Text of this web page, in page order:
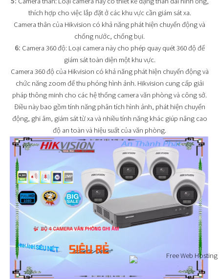
thích hợp cho việc lắp đặt ở các khu vực cần giám sát xa.
Camera thân của Hikvision có khả năng phát hiện chuyển động và
chống nước, chống bụi.
6: Camera 360 độ: Loại camera này cho phép quay quét 360 độ để
giám sát toàn diện một khu vực.
Camera 360 độ của Hikvision có khả năng phát hiện chuyển động và
chức năng zoom để thu phóng hình ảnh. Hikvision cung cấp giải
pháp thông minh cho các hệ thống camera văn phòng và công sở.
Điều này bao gồm tính năng phân tích hình ảnh, phát hiện chuyển
động, ghi âm, giám sát từ xa và nhiều tính năng khác giúp nâng cao
độ an toàn và hiệu suất của văn phòng.